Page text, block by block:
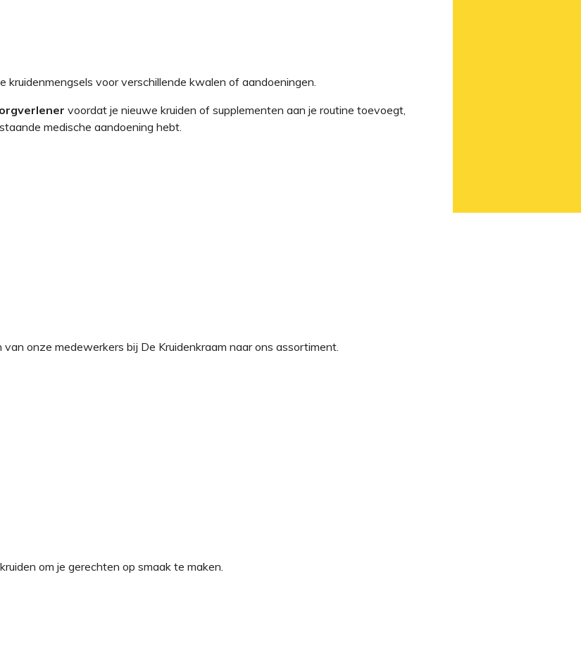
voor verschillende kwalen of aandoeningen.
voordat je nieuwe kruiden of supplementen aan je routine toevoegt,
medische aandoening hebt.
onze medewerkers bij De Kruidenkraam naar ons assortiment.
om je gerechten op smaak te maken.